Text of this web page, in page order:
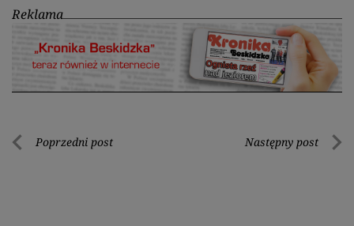
Reklama
Nawigacja
Poprzedni post Następny post